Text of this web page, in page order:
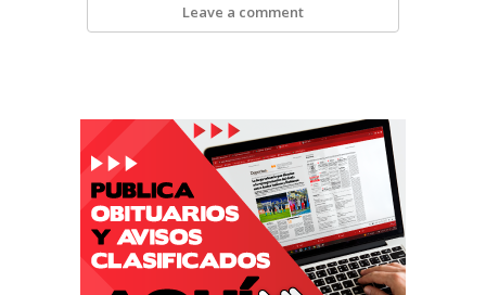
Leave a comment